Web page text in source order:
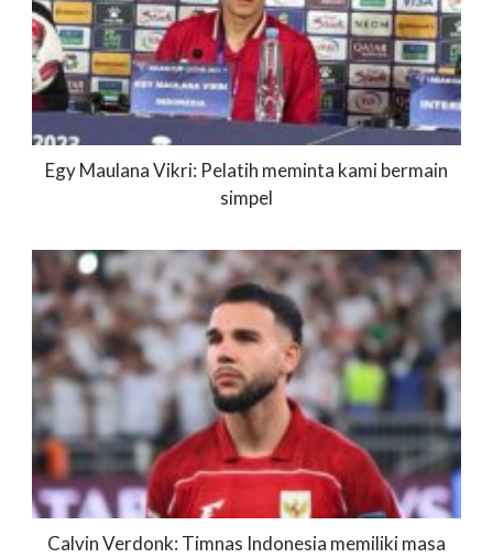
Egy Maulana Vikri: Pelatih meminta kami bermain
simpel
Calvin Verdonk: Timnas Indonesia memiliki masa